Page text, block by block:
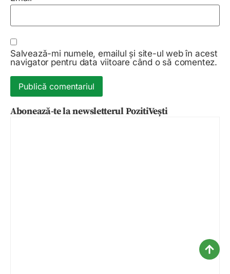
Salvează-mi numele, emailul și site-ul web în acest
navigator pentru data viitoare când o să comentez.
Abonează-te la newsletterul PozitiVești